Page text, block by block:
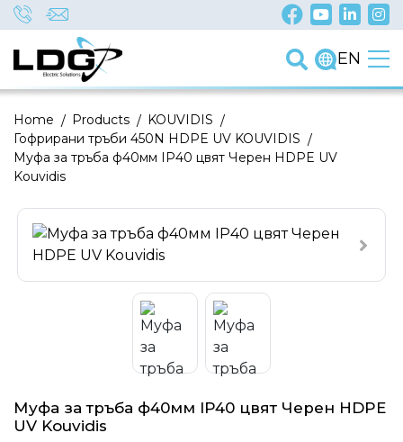
EN
/
Home /
Products /
KOUVIDIS
/
Гофрирани тръби 450N HDPE UV KOUVIDIS
Муфа за тръба ф40мм IP40 цвят Черен HDPE UV
Kouvidis
Муфа за тръба ф40мм IP40 цвят Черен HDPE
UV Kouvidis